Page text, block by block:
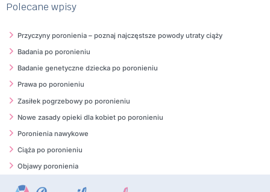
Polecane wpisy
Przyczyny poronienia – poznaj najczęstsze powody utraty ciąży
Badania po poronieniu
Badanie genetyczne dziecka po poronieniu
Prawa po poronieniu
Zasiłek pogrzebowy po poronieniu
Nowe zasady opieki dla kobiet po poronieniu
Poronienia nawykowe
Ciąża po poronieniu
Objawy poronienia